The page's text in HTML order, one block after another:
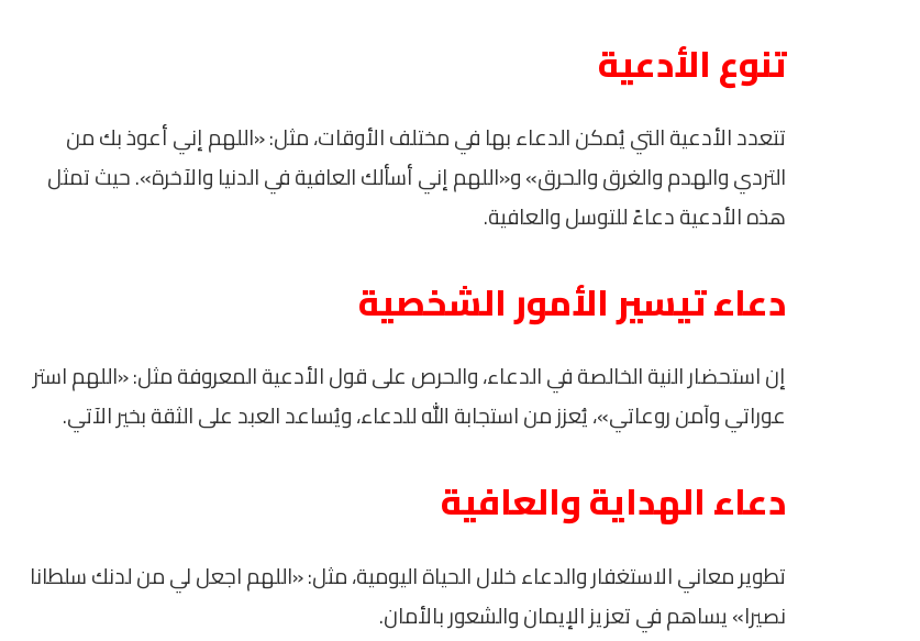
تنوع الأدعية
تتعدد الأدعية التي يُمكن الدعاء بها في مختلف الأوقات، مثل: «اللهم إني أعوذ بك من
التردي والهدم والغرق والحرق» و«اللهم إني أسألك العافية في الدنيا والآخرة». حيث تمثل
هذه الأدعية دعاءً للتوسل والعافية.
دعاء تيسير الأمور الشخصية
إن استحضار النية الخالصة في الدعاء، والحرص على قول الأدعية المعروفة مثل: «اللهم استر
عوراتي وآمن روعاتي»، يُعزز من استجابة الله للدعاء، ويُساعد العبد على الثقة بخير الآتي.
دعاء الهداية والعافية
تطوير معاني الاستغفار والدعاء خلال الحياة اليومية، مثل: «اللهم اجعل لي من لدنك سلطانا
نصيرا» يساهم في تعزيز الإيمان والشعور بالأمان.